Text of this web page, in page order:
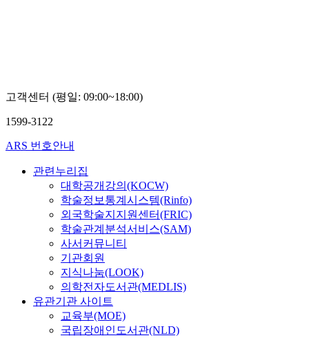
고객센터 (평일: 09:00~18:00)
1599-3122
ARS 번호안내
관련누리집
대학공개강의(KOCW)
학술정보통계시스템(Rinfo)
외국학술지지원센터(FRIC)
학술관계분석서비스(SAM)
사서커뮤니티
기관회원
지식나눔(LOOK)
의학전자도서관(MEDLIS)
유관기관 사이트
교육부(MOE)
국립장애인도서관(NLD)